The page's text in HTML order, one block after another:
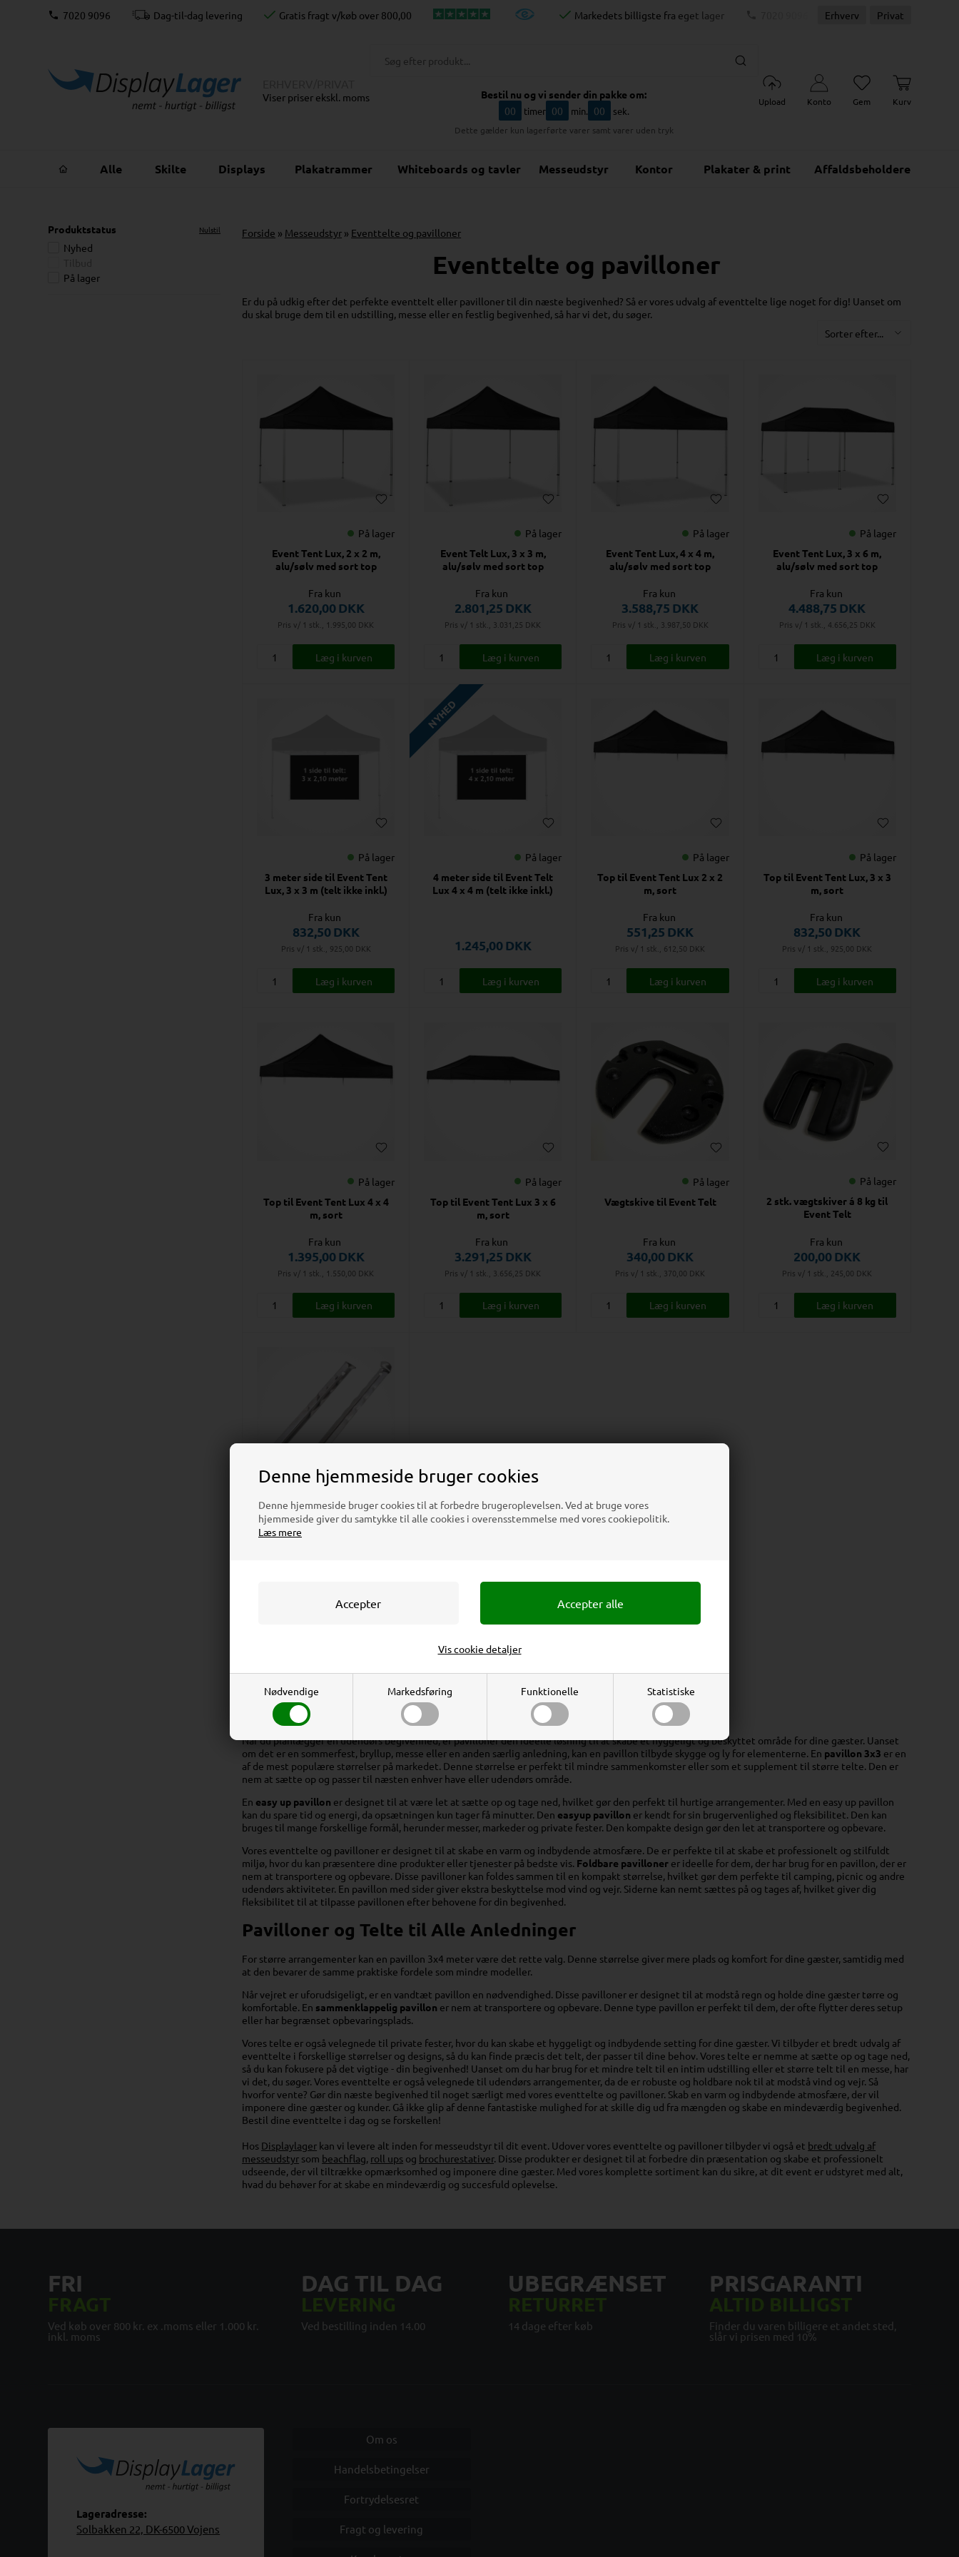
Denne hjemmeside bruger cookies
Denne hjemmeside bruger cookies til at forbedre brugeroplevelsen. Ved at bruge vores
hjemmeside giver du samtykke til alle cookies i overensstemmelse med vores cookiepolitik.
Læs mere
Nødvendige Markedsføring Funktionelle Statistiske
Vis cookie detaljer
7020 9096 Dag-til-dag levering Gratis fragt v/køb over 800,00 Markedets billigste fra eget lager Dag-til-dag levering
Erhverv Privat
Viser priser ekskl. moms
Bestil nu og vi sender din pakke om:
00
timer 00 min. 00 sek.
Dette gælder kun lagerførte varer samt varer uden tryk
Upload Konto Gem Kurv
Alle Skilte Displays Plakatrammer Whiteboards og tavler Messeudstyr Kontor Plakater & print Affaldsbeholdere
Produktstatus Nulstil
Nyhed
På lager
Forside » Messeudstyr » Eventtelte og pavilloner
Eventtelte og pavilloner
Er du på udkig efter det perfekte eventtelt eller pavilloner til din næste begivenhed? Så er vores udvalg af eventtelte lige noget for dig! Uanset om
du skal bruge dem til en udstilling, messe eller en festlig begivenhed, så har vi det, du søger.
På lager
Event Tent Lux, 2 x 2 m,
alu/sølv med sort top
Fra kun
1.620,00DKK
Pris v/ 1 stk., 1.995,00 DKK
På lager
Event Telt Lux, 3 x 3 m,
alu/sølv med sort top
Fra kun
2.801,25 DKK
Pris v/ 1 stk., 3.031,25 DKK
På lager
Event Tent Lux, 4 x 4 m,
alu/sølv med sort top
Fra kun
3.588,75 DKK
Pris v/ 1 stk., 3.987,50 DKK
På lager
Event Tent Lux, 3 x 6 m,
alu/sølv med sort top
Fra kun
4.488,75 DKK
Pris v/ 1 stk., 4.656,25 DKK
På lager
3 meter side til Event Tent
Lux, 3 x 3 m (telt ikke inkl.)
Fra kun
832,50DKK
Pris v/ 1 stk., 925,00 DKK
NYHED
På lager
4 meter side til Event Telt
Lux 4 x 4 m (telt ikke inkl.)
1.245,00DKK
På lager
Top til Event Tent Lux 2 x 2
m, sort
Fra kun
551,25 DKK
Pris v/ 1 stk., 612,50 DKK
På lager
Top til Event Tent Lux, 3 x 3
m, sort
Fra kun
832,50DKK
Pris v/ 1 stk., 925,00 DKK
På lager
Top til Event Tent Lux 4 x 4
m, sort
Fra kun
1.395,00DKK
Pris v/ 1 stk., 1.550,00 DKK
På lager
Top til Event Tent Lux 3 x 6
m, sort
Fra kun
3.291,25 DKK
Pris v/ 1 stk., 3.656,25 DKK
På lager
Vægtskive til Event Telt
Fra kun
340,00DKK
Pris v/ 1 stk., 370,00 DKK
På lager
2 stk. vægtskiver á 8 kg til
Event Telt
Fra kun
200,00DKK
Pris v/ 1 stk., 245,00 DKK
På lager
Stålpløkker, 4 stk.
Ideelle Pavilloner og Eventtelte til Virksomhedsevents
Når du planlægger en udendørs begivenhed, er pavilloner den ideelle løsning til at skabe et hyggeligt og beskyttet område for dine gæster. Uanset
om det er en sommerfest, bryllup, messe eller en anden særlig anledning, kan en pavillon tilbyde skygge og ly for elementerne. En pavillon 3x3 er en
af de mest populære størrelser på markedet. Denne størrelse er perfekt til mindre sammenkomster eller som et supplement til større telte. Den er
nem at sætte op og passer til næsten enhver have eller udendørs område.
En easy up pavillon er designet til at være let at sætte op og tage ned, hvilket gør den perfekt til hurtige arrangementer. Med en easy up pavillon
kan du spare tid og energi, da opsætningen kun tager få minutter. Den easyup pavillon er kendt for sin brugervenlighed og fleksibilitet. Den kan
bruges til mange forskellige formål, herunder messer, markeder og private fester. Den kompakte design gør den let at transportere og opbevare.
Vores eventtelte og pavilloner er designet til at skabe en varm og indbydende atmosfære. De er perfekte til at skabe et professionelt og stilfuldt
miljø, hvor du kan præsentere dine produkter eller tjenester på bedste vis. Foldbare pavilloner er ideelle for dem, der har brug for en pavillon, der er
nem at transportere og opbevare. Disse pavilloner kan foldes sammen til en kompakt størrelse, hvilket gør dem perfekte til camping, picnic og andre
udendørs aktiviteter. En pavillon med sider giver ekstra beskyttelse mod vind og vejr. Siderne kan nemt sættes på og tages af, hvilket giver dig
fleksibilitet til at tilpasse pavillonen efter behovene for din begivenhed.
Pavilloner og Telte til Alle Anledninger
For større arrangementer kan en pavillon 3x4 meter være det rette valg. Denne størrelse giver mere plads og komfort for dine gæster, samtidig med
at den bevarer de samme praktiske fordele som mindre modeller.
Når vejret er uforudsigeligt, er en vandtæt pavillon en nødvendighed. Disse pavilloner er designet til at modstå regn og holde dine gæster tørre og
komfortable. En sammenklappelig pavillon er nem at transportere og opbevare. Denne type pavillon er perfekt til dem, der ofte flytter deres setup
eller har begrænset opbevaringsplads.
Vores telte er også velegnede til private fester, hvor du kan skabe et hyggeligt og indbydende setting for dine gæster. Vi tilbyder et bredt udvalg af
eventtelte i forskellige størrelser og designs, så du kan finde præcis det telt, der passer til dine behov. Vores telte er nemme at sætte op og tage ned,
så du kan fokusere på det vigtige - din begivenhed! Uanset om du har brug for et mindre telt til en intim udstilling eller et større telt til en messe, har
vi det, du søger. Vores eventtelte er også velegnede til udendørs arrangementer, da de er robuste og holdbare nok til at modstå vind og vejr. Så
hvorfor vente? Gør din næste begivenhed til noget særligt med vores eventtelte og pavilloner. Skab en varm og indbydende atmosfære, der vil
imponere dine gæster og kunder. Gå ikke glip af denne fantastiske mulighed for at skille dig ud fra mængden og skabe en mindeværdig begivenhed.
Bestil dine eventtelte i dag og se forskellen!
Hos Displaylager kan vi levere alt inden for messeudstyr til dit event. Udover vores eventtelte og pavilloner tilbyder vi også et bredt udvalg af
messeudstyr som beachflag, roll ups og brochurestativer. Disse produkter er designet til at forbedre din præsentation og skabe et professionelt
udseende, der vil tiltrække opmærksomhed og imponere dine gæster. Med vores komplette sortiment kan du sikre, at dit event er udstyret med alt,
hvad du behøver for at skabe en mindeværdig og succesfuld oplevelse.
FRI
FRAGT
Ved køb over 800 kr. ex .moms eller 1.000 kr.
inkl. moms
DAG TIL DAG
LEVERING
Ved bestilling inden 14.00
UBEGRÆNSET
RETURRET
14 dage efter køb
PRISGARANTI
ALTID BILLIGST
Finder du varen billigere et andet sted,
slår vi prisen med 10%
Lageradresse:
Solbakken 22, DK-6500 Vojens
Om os
Handelsbetingelser
Fortrydelsesret
Fragt og levering